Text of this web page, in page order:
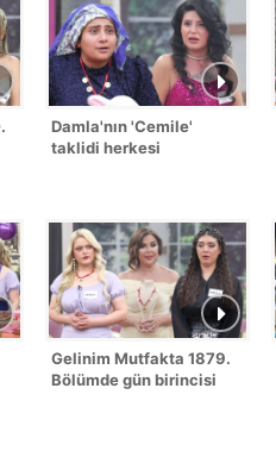
Damla'nın 'Cemile'
taklidi herkesi
Gelinim Mutfakta 1879.
Bölümde gün birincisi